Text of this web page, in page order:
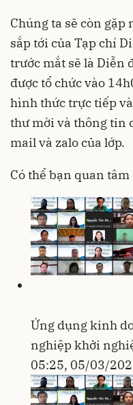
Chúng ta sẽ còn
sắp tới của Tạp chí
trước mắt sẽ là Diễn
được tổ chức vào
hình thức trực tiếp
thư mời và thông tin
mail và zalo của lớp.
Có thể bạn quan tâm
Ứng dụng kinh
nghiệp khởi
05:25, 05/03/